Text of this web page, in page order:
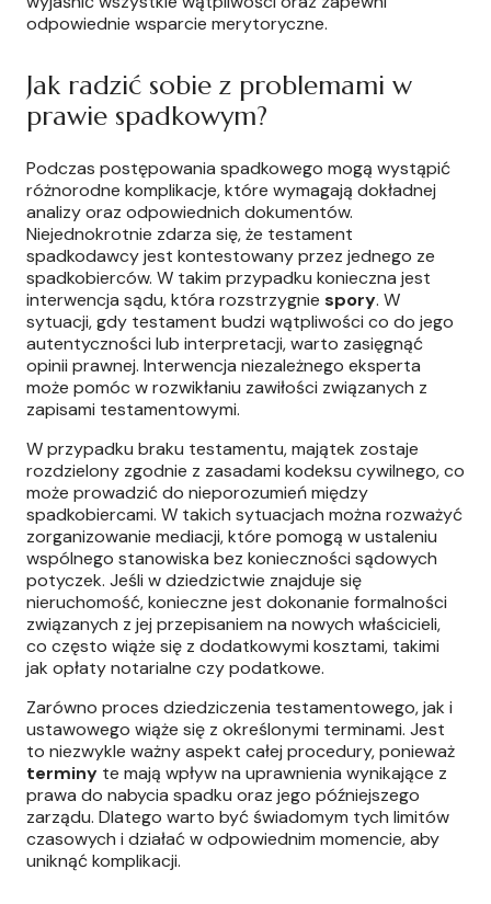
odpowiednie wsparcie merytoryczne.
Jak radzić sobie z problemami w
prawie spadkowym?
Podczas postępowania spadkowego mogą wystąpić
różnorodne komplikacje, które wymagają dokładnej
analizy oraz odpowiednich dokumentów.
Niejednokrotnie zdarza się, że testament
spadkodawcy jest kontestowany przez jednego ze
spadkobierców. W takim przypadku konieczna jest
interwencja sądu, która rozstrzygnie spory. W
sytuacji, gdy testament budzi wątpliwości co do jego
autentyczności lub interpretacji, warto zasięgnąć
opinii prawnej. Interwencja niezależnego eksperta
może pomóc w rozwikłaniu zawiłości związanych z
zapisami testamentowymi.
W przypadku braku testamentu, majątek zostaje
rozdzielony zgodnie z zasadami kodeksu cywilnego, co
może prowadzić do nieporozumień między
spadkobiercami. W takich sytuacjach można rozważyć
zorganizowanie mediacji, które pomogą w ustaleniu
wspólnego stanowiska bez konieczności sądowych
potyczek. Jeśli w dziedzictwie znajduje się
nieruchomość, konieczne jest dokonanie formalności
związanych z jej przepisaniem na nowych właścicieli,
co często wiąże się z dodatkowymi kosztami, takimi
jak opłaty notarialne czy podatkowe.
Zarówno proces dziedziczenia testamentowego, jak i
ustawowego wiąże się z określonymi terminami. Jest
to niezwykle ważny aspekt całej procedury, ponieważ
terminy te mają wpływ na uprawnienia wynikające z
prawa do nabycia spadku oraz jego późniejszego
zarządu. Dlatego warto być świadomym tych limitów
czasowych i działać w odpowiednim momencie, aby
uniknąć komplikacji.